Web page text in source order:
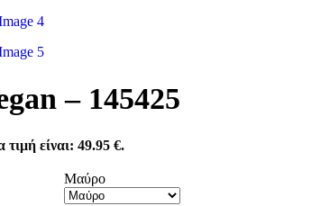
– 145425
τιμή είναι: 49.95 €.
Μαύρο